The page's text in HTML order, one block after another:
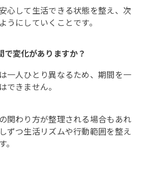
心して生活できる状態を整え、次
うにしていくことです。
変化がありますか？
一人ひとり異なるため、期間を一
できません。
関わり方が整理される場合もあれ
ずつ生活リズムや行動範囲を整え